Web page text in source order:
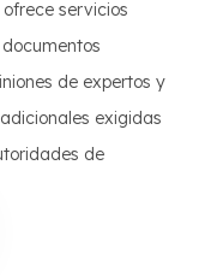
servicios
de expertos y
exigidas
de